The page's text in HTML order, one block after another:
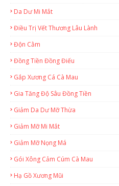
Da Dư Mi Mắt
Điều Trị Vết Thương Lâu Lành
Độn Cằm
Đồng Tiền Đồng Điếu
Gắp Xương Cá Cà Mau
Gia Tăng Độ Sâu Đồng Tiền
Giảm Da Dư Mỡ Thừa
Giảm Mỡ Mi Mắt
Giảm Mỡ Nọng Má
Gói Xông Cảm Cúm Cà Mau
Hạ Gồ Xương Mũi